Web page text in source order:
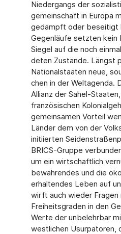
Niedergangs der
gemeinschaft in Europa
gedämpft oder beseitigt
Gegenläufe setzten kein
Siegel auf die noch
deten Zustände. Längst
Nationalstaaten neue,
chen in der Weltagenda.
Allianz der Sahel-
französischen
gemeinsamen Vorteil
Länder dem von der
initiierten
BRICS-Gruppe
um ein wirtschaftlich
bewahrendes und die
erhaltendes Leben auf
wirft auch wieder Fragen
Freiheitsgraden in den
Werte der unbelehrbar
westlichen Usurpatoren,